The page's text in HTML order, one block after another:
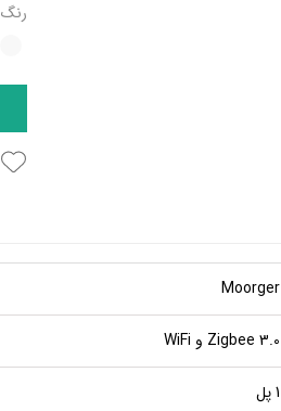
رنگ
Moorger
Zigbee 3.0 و WiFi
1 پل